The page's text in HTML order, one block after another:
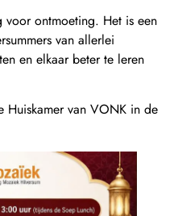
ontmoeting. Het is een
van allerlei
en elkaar beter te leren
van VONK in de